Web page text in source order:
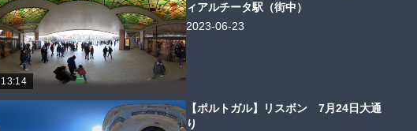
13:14
ィアルチータ駅（街中）
2023-06-23
【ポルトガル】リスボン 7月24日大通
り